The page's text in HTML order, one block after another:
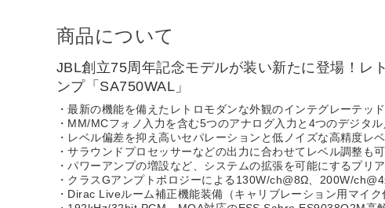
商品について
JBL創立75周年記念モデルが装い新たに登場！レ
ンプ「SA750WAL」
・最新の機能を備えたレトロモダンな外観のインテグレーテッド
・MM/MCフォノ入力を含む5つのアナログ入力と4つのデジタル
・レベル偏差を抑え高いセパレーションと低ノイズな高精度レ
・サラウンドプロセッサーなどの出力に合わせてレベル調整も
・パワーアンプの増設など、システムの拡張を可能にするプリ
・クラスGアンプトポロジーによる130W/ch@8Ω、200W/
・Dirac Liveルーム補正機能装備（キャリブレーション用マイク